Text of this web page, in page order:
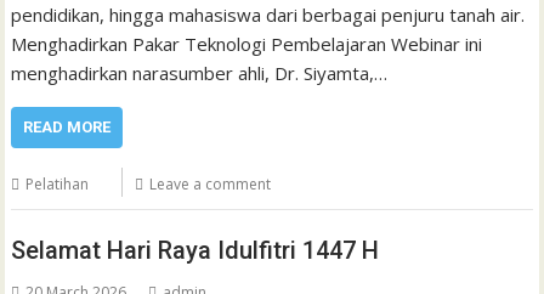
pendidikan, hingga mahasiswa dari berbagai penjuru tanah air.
Menghadirkan Pakar Teknologi Pembelajaran Webinar ini
menghadirkan narasumber ahli, Dr. Siyamta,…
READ MORE
Pelatihan Leave a comment
Selamat Hari Raya Idulfitri 1447 H